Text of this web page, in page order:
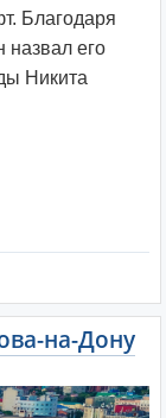
Благодаря
назвал его
Никита
на-Дону